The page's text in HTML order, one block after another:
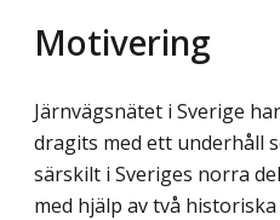
Motivering
Järnvägsnätet i Sverige
dragits med ett underhåll
särskilt i Sveriges norra
med hjälp av två historiska